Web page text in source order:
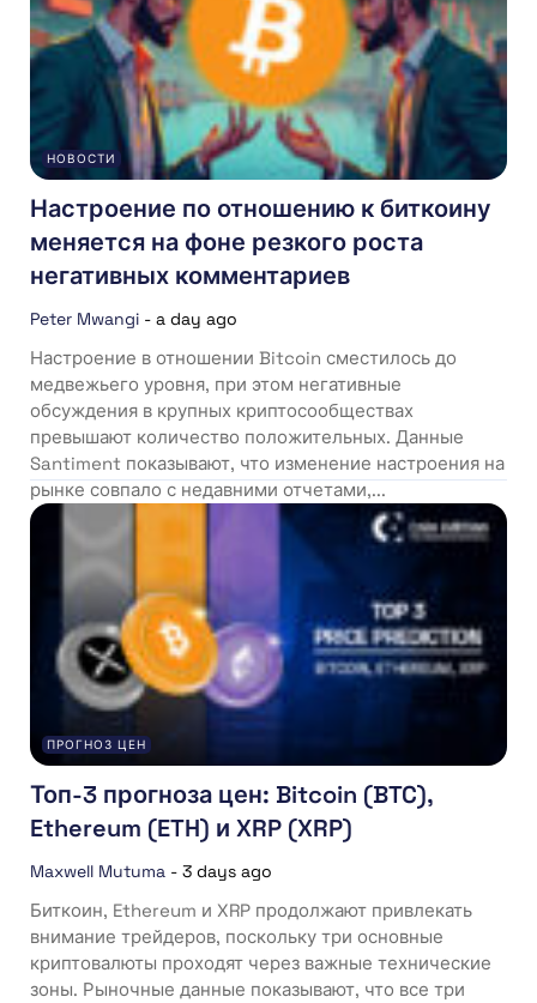
НОВОСТИ
Настроение по отношению к биткоину
меняется на фоне резкого роста
негативных комментариев
Peter Mwangi - a day ago
Настроение в отношении Bitcoin сместилось до
медвежьего уровня, при этом негативные
обсуждения в крупных криптосообществах
превышают количество положительных. Данные
Santiment показывают, что изменение настроения на
рынке совпало с недавними отчетами,...
ПРОГНОЗ ЦЕН
Топ-3 прогноза цен: Bitcoin (BTC),
Ethereum (ETH) и XRP (XRP)
Maxwell Mutuma - 3 days ago
Биткоин, Ethereum и XRP продолжают привлекать
внимание трейдеров, поскольку три основные
криптовалюты проходят через важные технические
зоны. Рыночные данные показывают, что все три